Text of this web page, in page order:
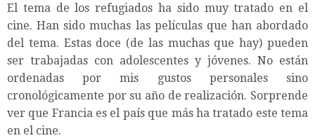
El tema de los refugiados ha sido muy tratado en el
cine. Han sido muchas las películas que han abordado
del tema. Estas doce (de las muchas que hay) pueden
ser trabajadas con adolescentes y jóvenes. No están
ordenadas por mis gustos personales sino
cronológicamente por su año de realización. Sorprende
ver que Francia es el país que más ha tratado este tema
en el cine.